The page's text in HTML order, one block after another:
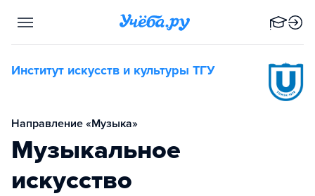
Институт искусств и культуры ТГУ
Направление «Музыка»
Музыкальное
искусство